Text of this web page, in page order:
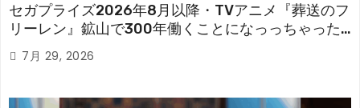
セガプライズ2026年8月以降・TVアニメ『葬送のフ
リーレン』鉱山で300年働くことになっっちゃった
「フリーレン」を立体化！
7月 29, 2026